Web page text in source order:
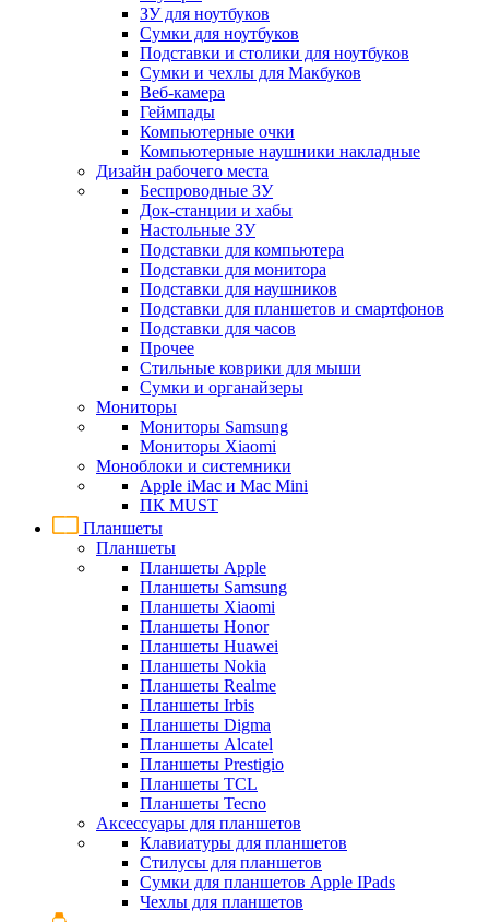
ЗУ для ноутбуков
Сумки для ноутбуков
Подставки и столики для ноутбуков
Сумки и чехлы для Макбуков
Веб-камера
Геймпады
Компьютерные очки
Компьютерные наушники накладные
Дизайн рабочего места
Беспроводные ЗУ
Док-станции и хабы
Настольные ЗУ
Подставки для компьютера
Подставки для монитора
Подставки для наушников
Подставки для планшетов и смартфонов
Подставки для часов
Прочее
Стильные коврики для мыши
Сумки и органайзеры
Мониторы
Мониторы Samsung
Мониторы Xiaomi
Моноблоки и системники
Apple iMac и Mac Mini
ПК MUST
Планшеты
Планшеты
Планшеты Apple
Планшеты Samsung
Планшеты Xiaomi
Планшеты Honor
Планшеты Huawei
Планшеты Nokia
Планшеты Realme
Планшеты Irbis
Планшеты Digma
Планшеты Alcatel
Планшеты Prestigio
Планшеты TCL
Планшеты Tecno
Аксессуары для планшетов
Клавиатуры для планшетов
Стилусы для планшетов
Сумки для планшетов Apple IPads
Чехлы для планшетов